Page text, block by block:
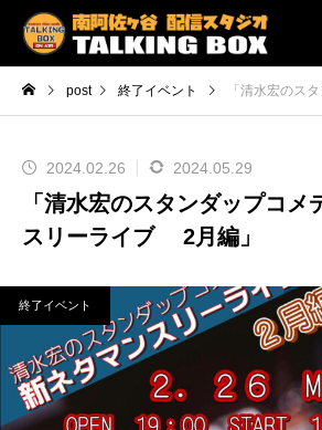
post 終了イベント 「清水宏のスタンダップ
2024.02.26 2024.05.29
「清水宏のスタンダップコメ
スリーライブ 2月編」
終了イベント